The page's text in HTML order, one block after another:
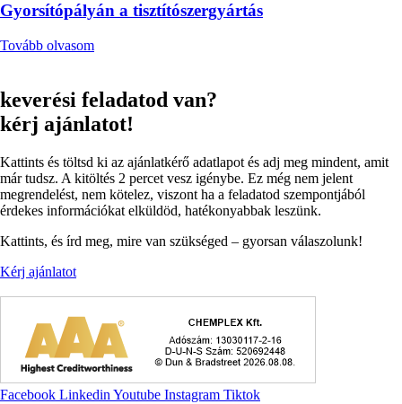
Gyorsítópályán a tisztítószergyártás
Tovább olvasom
keverési feladatod van?
kérj ajánlatot!
Kattints és töltsd ki az ajánlatkérő adatlapot és adj meg mindent, amit
már tudsz. A kitöltés 2 percet vesz igénybe. Ez még nem jelent
megrendelést, nem kötelez, viszont ha a feladatod szempontjából
érdekes információkat elküldöd, hatékonyabbak leszünk.
Kattints, és írd meg, mire van szükséged – gyorsan válaszolunk!
Kérj ajánlatot
Facebook Linkedin Youtube Instagram Tiktok